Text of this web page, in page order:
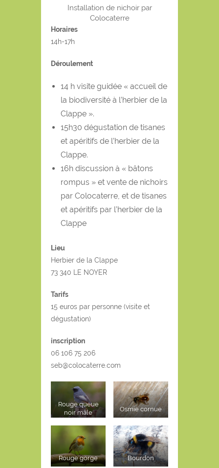
Installation de nichoir par
Colocaterre
Horaires
14h-17h
Déroulement
14 h visite guidée « accueil de
la biodiversité à l’herbier de la
Clappe ».
15h30 dégustation de tisanes
et apéritifs de l’herbier de la
Clappe.
16h discussion à « bâtons
rompus » et vente de nichoirs
par Colocaterre, et de tisanes
et apéritifs par l’herbier de la
Clappe
Lieu
Herbier de la Clappe
73 340 LE NOYER
Tarifs
15 euros par personne (visite et
dégustation)
inscription
06 106 75 206
seb@colocaterre.com
Rouge queue
noir mâle
Osmie cornue
Rouge gorge Bourdon